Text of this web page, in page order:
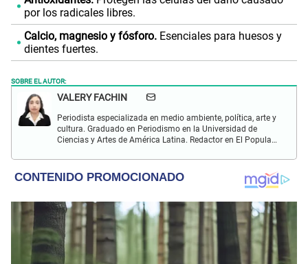
por los radicales libres.
Calcio, magnesio y fósforo.Esenciales para huesos y
dientes fuertes.
SOBRE EL AUTOR:
VALERY FACHIN
Periodista especializada en medio ambiente, política, arte y
cultura. Graduado en Periodismo en la Universidad de
Ciencias y Artes de América Latina. Redactor en El Popular.
política, música, arte, cultura.